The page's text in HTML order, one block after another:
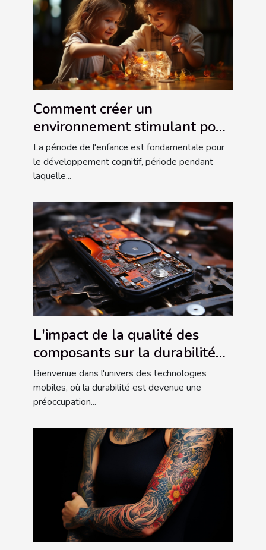
Comment créer un
environnement stimulant pour
le développement cognitif des
enfants
La période de l'enfance est fondamentale pour
le développement cognitif, période pendant
laquelle...
L'impact de la qualité des
composants sur la durabilité
des smartphones
Bienvenue dans l'univers des technologies
mobiles, où la durabilité est devenue une
préoccupation...